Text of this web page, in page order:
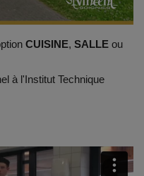
CUISINE, SALLE ou
à l'Institut Technique